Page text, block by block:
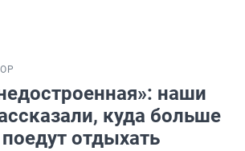
наши
куда больше
отдыхать